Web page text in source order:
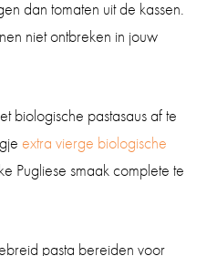
dan tomaten uit de kassen.
niet ontbreken in jouw
biologische pastasaus af te
extra vierge biologische
Pugliese smaak complete te
pasta bereiden voor